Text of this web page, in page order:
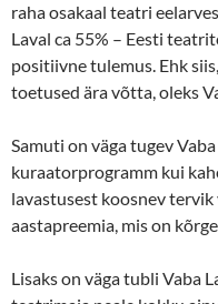
raha osakaal teatri
Laval ca 55% – Eesti
positiivne tulemus. Ehk
toetused ära võtta, oleks
Samuti on väga tugev
kuraatorprogramm kui
lavastusest koosnev
aastapreemia, mis on
Lisaks on väga tubli Vaba